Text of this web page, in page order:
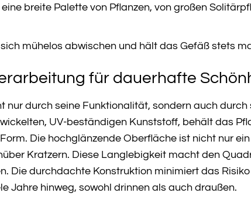
breite Palette von Pflanzen, von großen
mühelos abwischen und hält das Gefäß stets
für dauerhafte
nur durch seine Funktionalität, sondern auch
UV-beständigen Kunststoff, behält das
Die hochglänzende Oberfläche ist nicht nur
Kratzern. Diese Langlebigkeit macht den
Die durchdachte Konstruktion minimiert das
Jahre hinweg, sowohl drinnen als auch draußen.